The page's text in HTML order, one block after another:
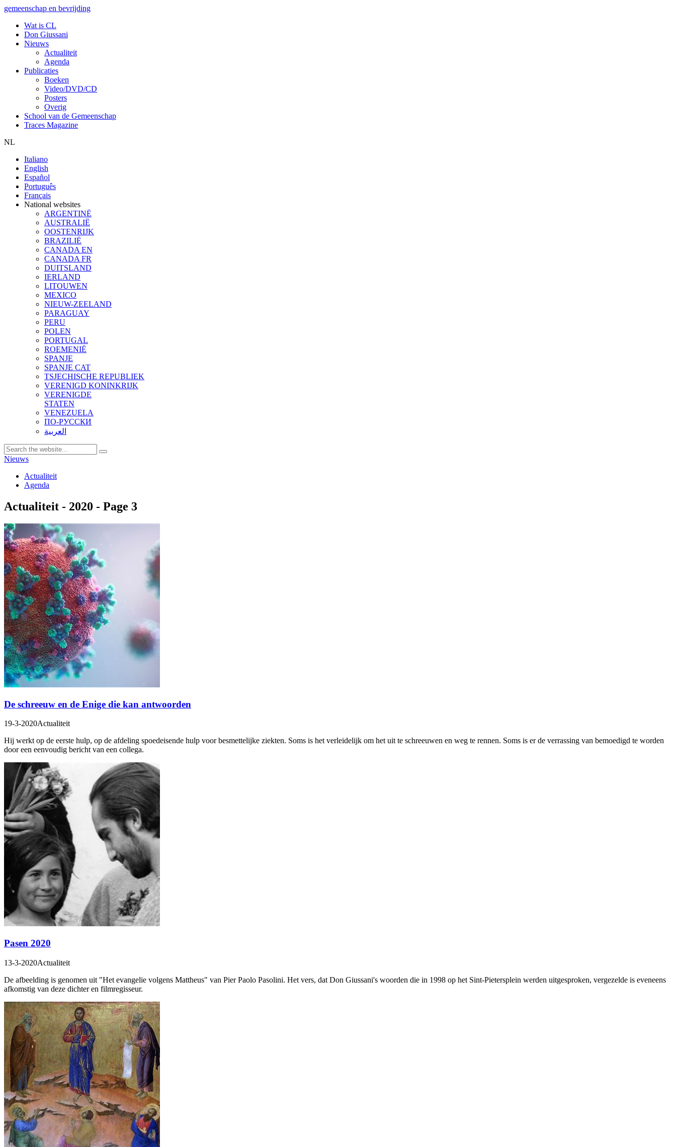
gemeenschap en bevrijding
Wat is CL
Don Giussani
Nieuws
Actualiteit
Agenda
Publicaties
Boeken
Video/DVD/CD
Posters
Overig
School van de Gemeenschap
Traces Magazine
NL
Italiano
English
Español
Português
Français
National websites
ARGENTINË
AUSTRALIË
OOSTENRIJK
BRAZILIË
CANADA EN
CANADA FR
DUITSLAND
IERLAND
LITOUWEN
MEXICO
NIEUW-ZEELAND
PARAGUAY
PERU
POLEN
PORTUGAL
ROEMENIË
SPANJE
SPANJE CAT
TSJECHISCHE REPUBLIEK
VERENIGD KONINKRIJK
VERENIGDE
STATEN
VENEZUELA
ПО-РУССКИ
العربية
Nieuws
Actualiteit
Agenda
Actualiteit - 2020 - Page 3
De schreeuw en de Enige die kan antwoorden
19-3-2020Actualiteit
Hij werkt op de eerste hulp, op de afdeling spoedeisende hulp voor besmettelijke ziekten. Soms is het verleidelijk om het uit te schreeuwen en weg te rennen. Soms is er de verrassing van bemoedigd te worden
door een eenvoudig bericht van een collega.
Pasen 2020
13-3-2020Actualiteit
De afbeelding is genomen uit "Het evangelie volgens Mattheus" van Pier Paolo Pasolini. Het vers, dat Don Giussani's woorden die in 1998 op het Sint-Pietersplein werden uitgesproken, vergezelde is eveneens
afkomstig van deze dichter en filmregisseur.